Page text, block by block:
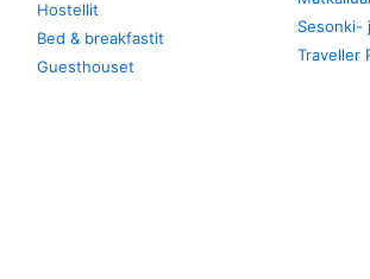
Hostellit
Bed & breakfastit
Guesthouset
Sesonki-
Traveller